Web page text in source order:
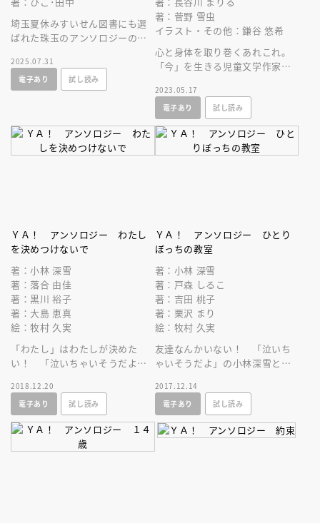
埼玉夏休みすいせん図書にも選
ばれた珠玉のアンソロジーの第
ダーの問題を児童文学作家が鋭
く描きます。
2025.07.31
電子あり
試し読み
著：菅野 雪虫
イラスト・その他：鎌谷 悠希
心と身体を取り巻くあれこれ。
「今」を生きる児童文学作家が
物語をつづった、珠玉のアンソ
ロジー。
2023.05.17
電子あり
試し読み
ＹＡ！ アンソロジー わたし
を決めつけないで
著：小林 深雪
著：落合 由佳
著：黒川 裕子
著：大島 恵真
絵：牧村 久実
「わたし」はわたしが決めた
い！ 「泣いちゃいそうだよ」
人賞作家によるアンソロジ
ー！ 絵・牧村久実
2018.12.20
電子あり
試し読み
ＹＡ！ アンソロジー ひとり
ぼっちの教室
著：小林 深雪
著：戸森 しるこ
著：吉田 桃子
著：栗沢 まり
絵：牧村 久実
友達なんかいない！ 「泣いち
ゃいそうだよ」の小林深雪と、
が紡ぐアンソロジー！ 絵・牧
村久実
2017.12.14
電子あり
試し読み